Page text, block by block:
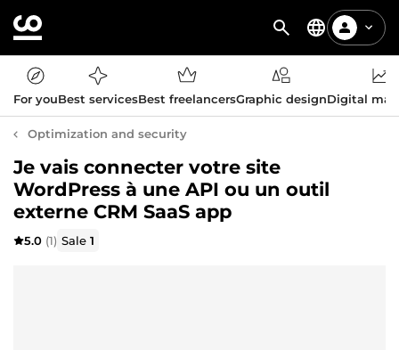
For youBest servicesBest freelancersGraphic designDigital
Optimization and security
Je vais connecter votre site
WordPress à une API ou un outil
externe CRM SaaS app
5.0 (1) Sale1